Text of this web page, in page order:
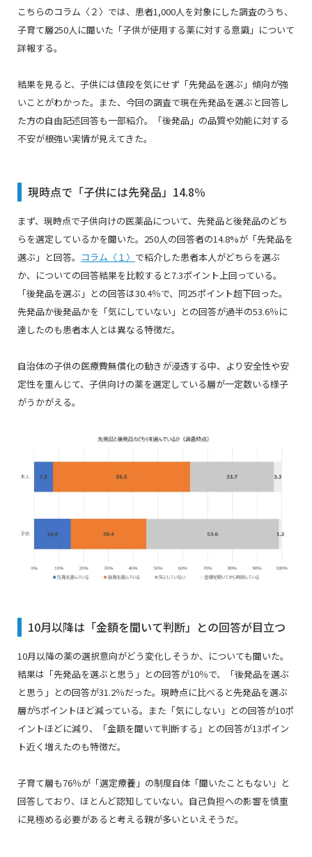
こちらのコラム〈２〉では、患者1,000人を対象にした調査のうち、
子育て層250人に聞いた「子供が使用する薬に対する意識」について
詳報する。
結果を見ると、子供には値段を気にせず「先発品を選ぶ」傾向が強
いことがわかった。また、今回の調査で現在先発品を選ぶと回答し
た方の自由記述回答も一部紹介。「後発品」の品質や効能に対する
不安が根強い実情が見えてきた。
現時点で「子供には先発品」14.8％
まず、現時点で子供向けの医薬品について、先発品と後発品のどち
らを選定しているかを聞いた。250人の回答者の14.8%が「先発品を
選ぶ」と回答。 コラム〈１〉 で紹介した患者本人がどちらを選ぶ
か、についての回答結果を比較すると7.3ポイント上回っている。
「後発品を選ぶ」との回答は30.4％で、同25ポイント超下回った。
先発品か後発品かを「気にしていない」との回答が過半の53.6％に
達したのも患者本人とは異なる特徴だ。
自治体の子供の医療費無償化の動きが浸透する中、より安全性や安
定性を重んじて、子供向けの薬を選定している層が一定数いる様子
がうかがえる。
10月以降は「金額を聞いて判断」との回答が目立つ
10月以降の薬の選択意向がどう変化しそうか、についても聞いた。
結果は「先発品を選ぶと思う」との回答が10％で、「後発品を選ぶ
と思う」との回答が31.2％だった。現時点に比べると先発品を選ぶ
層が5ポイントほど減っている。また「気にしない」との回答が10ポ
イントほどに減り、「金額を聞いて判断する」との回答が13ポイン
ト近く増えたのも特徴だ。
子育て層も76％が「選定療養」の制度自体「聞いたこともない」と
回答しており、ほとんど認知していない。自己負担への影響を慎重
に見極める必要があると考える親が多いといえそうだ。